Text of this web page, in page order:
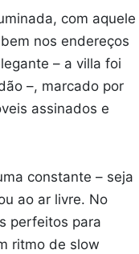
com aquele
nos endereços
– a villa foi
–, marcado por
assinados e
constante – seja
ao ar livre. No
perfeitos para
ritmo de slow